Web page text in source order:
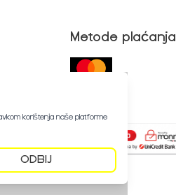
Metode plaćanja
korištenja naše platforme
ODBIJ